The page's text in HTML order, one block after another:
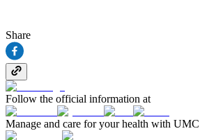
Share
Follow the official information at
Manage and care for your health with